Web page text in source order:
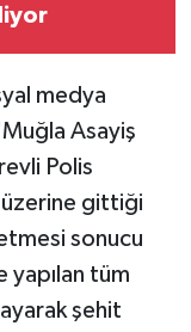
medya
Asayiş
Polis
üzerine gittiği
sonucu
yapılan tüm
şehit